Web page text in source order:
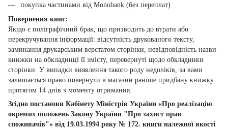
покупка частинами від Monobank (без переплат)
Повернення книг:
Якщо є поліграфічний брак, що призводить до втрати або
перекручування інформації: відсутність друкованого тексту,
заминання друкарським верстатом сторінки, невідповідність назви
книжки на обкладинці її змісту, перевернуті щодо обкладинки
сторінки. У випадки виявлення такого роду недоліків, за вами
залишається право повернути в магазин раніше придбану книжку
протягом 14 днів з моменту отримання.
Згідно постанови Кабінету Міністрів України «Про реалізацію
окремих положень Закону України "Про захист прав
споживачів"» від 19.03.1994 року № 172. книги належної якості